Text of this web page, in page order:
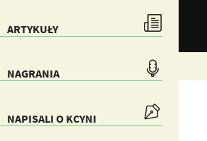
ARTYKUŁY
NAGRANIA
NAPISALI O KCYNI